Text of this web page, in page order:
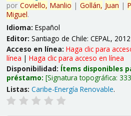
por Coviello, Manlio | Gollán, Juan |
Miguel.
Idioma: Español
Editor: Santiago de Chile: CEPAL, 2012
Acceso en línea: Haga clic para
línea | Haga clic para acceso en línea
Disponibilidad: Ítems disponibles
préstamo: Signatura topográfica:
Listas: Caribe-Energía Renovable.